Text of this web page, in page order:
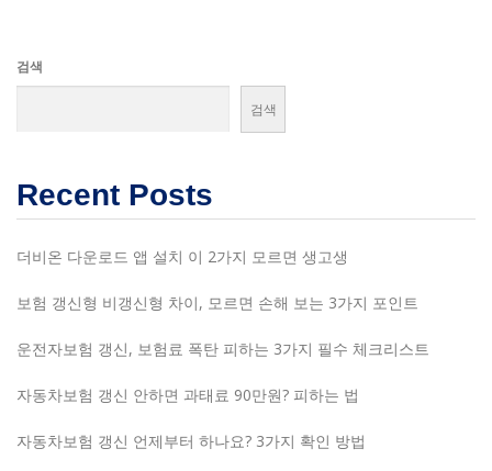
검색
검색
Recent Posts
더비온 다운로드 앱 설치 이 2가지 모르면 생고생
보험 갱신형 비갱신형 차이, 모르면 손해 보는 3가지 포인트
운전자보험 갱신, 보험료 폭탄 피하는 3가지 필수 체크리스트
자동차보험 갱신 안하면 과태료 90만원? 피하는 법
자동차보험 갱신 언제부터 하나요? 3가지 확인 방법